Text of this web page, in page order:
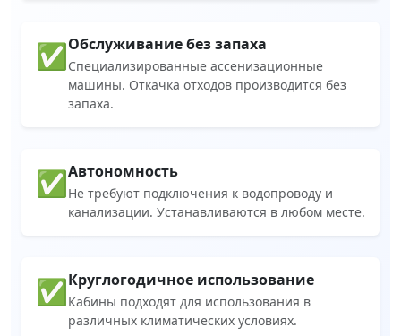
✅Обслуживание без запаха
Специализированные ассенизационные
машины. Откачка отходов производится без
запаха.
✅Автономность
Не требуют подключения к водопроводу и
канализации. Устанавливаются в любом месте.
✅Круглогодичное использование
Кабины подходят для использования в
различных климатических условиях.